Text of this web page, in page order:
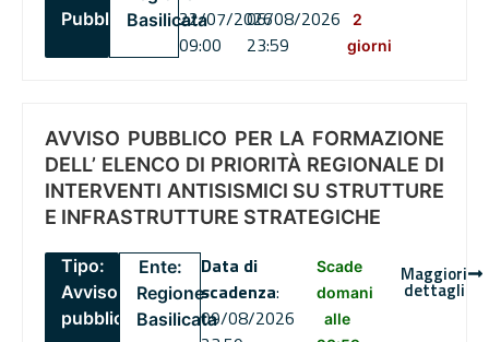
PubblicoBasilicata22/07/2026
09:00
06/08/2026
23:59
2
giorni
AVVISO PUBBLICO PER LA FORMAZIONE
DELL’ ELENCO DI PRIORITÀ REGIONALE DI
INTERVENTI ANTISISMICI SU STRUTTURE
E INFRASTRUTTURE STRATEGICHE
Tipo:
Avviso
pubblico
Ente:
Regione
Basilicata
Data di
scadenza:
09/08/2026
Scade
domani
alle
Maggiori
dettagli